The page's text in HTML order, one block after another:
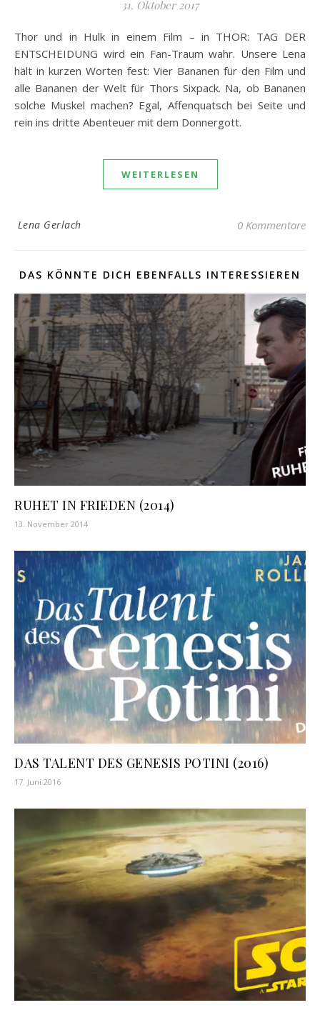
31. Oktober 2017
Thor und in Hulk in einem Film – in THOR: TAG DER
ENTSCHEIDUNG wird ein Fan-Traum wahr. Unsere Lena
hält in kurzen Worten fest: Vier Bananen für den Film und
alle Bananen der Welt für Thors Sixpack. Na, ob Bananen
solche Muskel machen? Egal, Affenquatsch bei Seite und
rein ins dritte Abenteuer mit dem Donnergott.
WEITERLESEN
Lena Gerlach 0 Kommentare
DAS KÖNNTE DICH EBENFALLS INTERESSIEREN
RUHET IN FRIEDEN (2014)
13. November 2014
DAS TALENT DES GENESIS POTINI (2016)
17. Juni 2016